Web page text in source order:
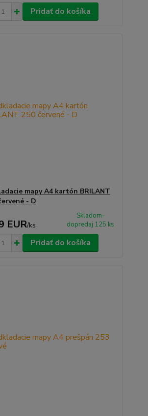
Pridať do košíka
mapy A4 kartón BRILANT
- D
EUR/ks
Skladom-
dopredaj 125 ks
Pridať do košíka